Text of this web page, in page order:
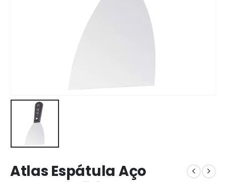
Atlas Espátula Aço